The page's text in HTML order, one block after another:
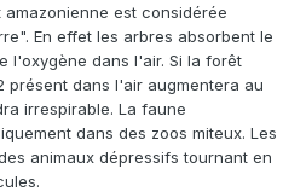
est considérée
En effet les arbres absorbent le
l'oxygène dans l'air. Si la forêt
présent dans l'air augmentera au
irrespirable. La faune
dans des zoos miteux. Les
animaux dépressifs tournant en